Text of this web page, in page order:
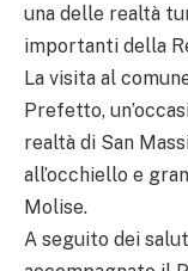
una delle realtà
importanti della
La visita al
Prefetto,
realtà di San
all’occhiello e
Molise.
A seguito dei